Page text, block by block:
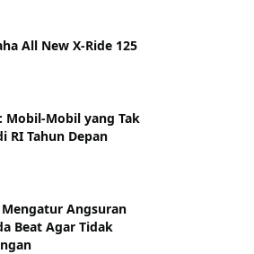
All New X-Ride 125
Mobil-Mobil yang Tak
RI Tahun Depan
Mengatur Angsuran
Beat Agar Tidak